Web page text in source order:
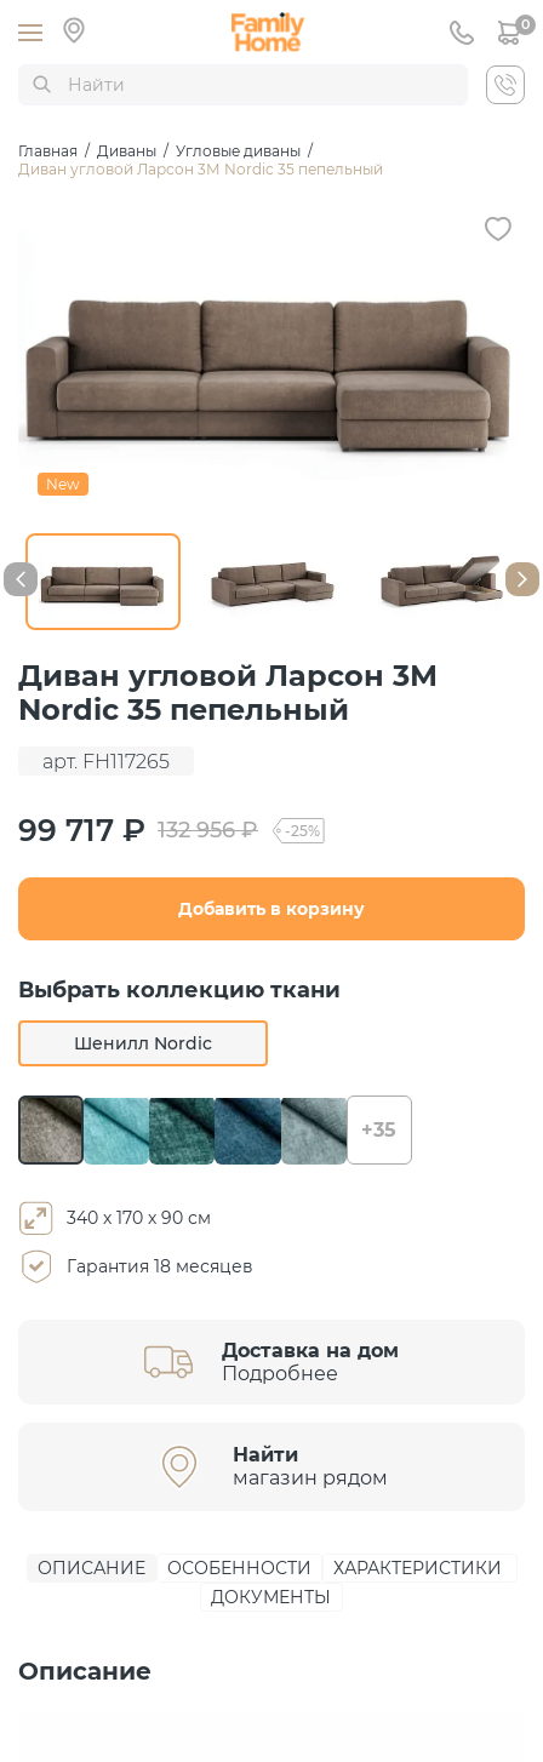
0
Главная / Диваны / Угловые диваны /
Диван угловой Ларсон 3М Nordic 35 пепельный
New
Диван угловой Ларсон 3М
Nordic 35 пепельный
арт. FH117265
99 717 ₽ 132 956 ₽ -25%
Добавить в корзину
Выбрать коллекцию ткани
Шенилл Nordic
+35
340 х 170 х 90 см
Гарантия 18 месяцев
Доставка на дом
Подробнее
Найти
магазин рядом
ОПИСАНИЕ ОСОБЕННОСТИ
ХАРАКТЕРИСТИКИ
ДОКУМЕНТЫ
Описание